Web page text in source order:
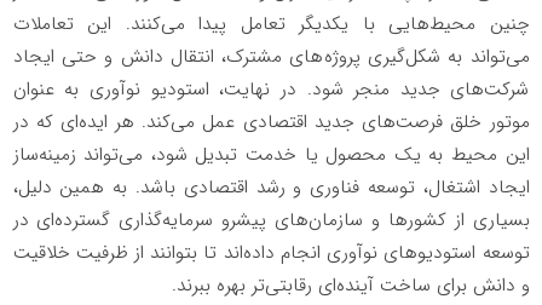
چنین محیط‌هایی با یکدیگر تعامل پیدا می‌کنند. این تعاملات
می‌تواند به شکل‌گیری پروژه‌های مشترک، انتقال دانش و حتی ایجاد
شرکت‌های جدید منجر شود. در نهایت، استودیو نوآوری به عنوان
موتور خلق فرصت‌های جدید اقتصادی عمل می‌کند. هر ایده‌ای که در
این محیط به یک محصول یا خدمت تبدیل شود، می‌تواند زمینه‌ساز
ایجاد اشتغال، توسعه فناوری و رشد اقتصادی باشد. به همین دلیل،
بسیاری از کشورها و سازمان‌های پیشرو سرمایه‌گذاری گسترده‌ای در
توسعه استودیوهای نوآوری انجام داده‌اند تا بتوانند از ظرفیت خلاقیت
و دانش برای ساخت آینده‌ای رقابتی‌تر بهره ببرند.